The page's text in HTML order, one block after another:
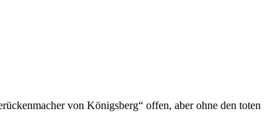
von Königsberg“ offen, aber ohne den toten